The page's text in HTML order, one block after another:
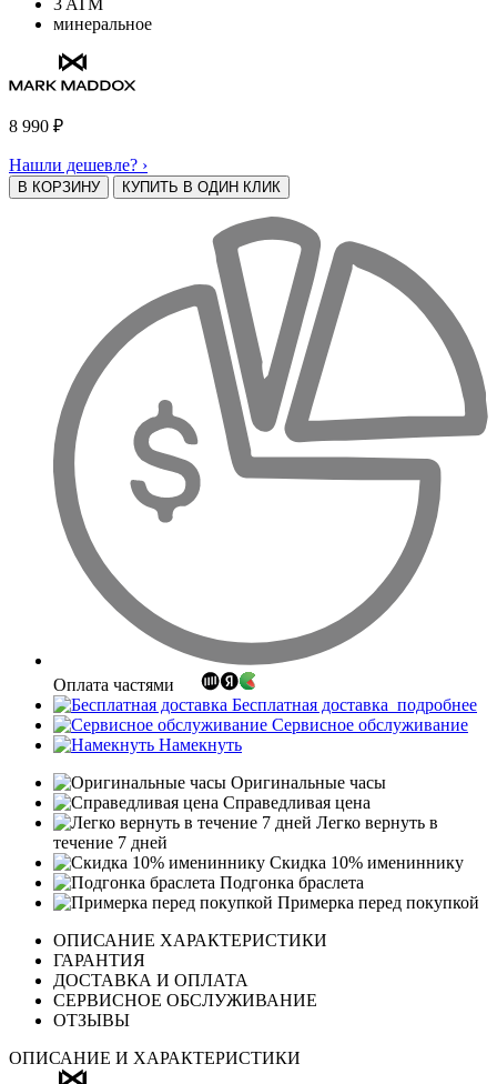
минеральное
8 990 ₽
Нашли дешевле? ›
В КОРЗИНУ КУПИТЬ В ОДИН КЛИК
Оплата частями
Бесплатная доставка подробнее
Сервисное обслуживание
Намекнуть
Оригинальные часы
Справедливая цена
Легко вернуть в
течение 7 дней
Скидка 10% имениннику
Подгонка браслета
Примерка перед покупкой
ОПИСАНИЕ ХАРАКТЕРИСТИКИ
ГАРАНТИЯ
ДОСТАВКА И ОПЛАТА
СЕРВИСНОЕ ОБСЛУЖИВАНИЕ
ОТЗЫВЫ
ОПИСАНИЕ И ХАРАКТЕРИСТИКИ